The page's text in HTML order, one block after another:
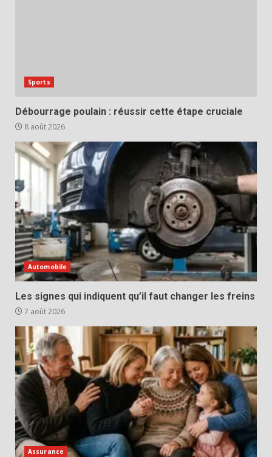
Sports
Débourrage poulain : réussir cette étape cruciale
8 août 2026
Automobile
Les signes qui indiquent qu’il faut changer les freins
7 août 2026
Assurance